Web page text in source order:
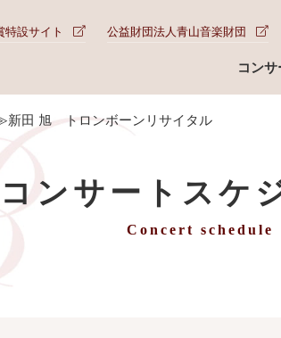
特設サイト 公益財団法人青山音楽財団
コン
田 旭 トロンボーンリサイタル
コンサートスケ
Concert schedule